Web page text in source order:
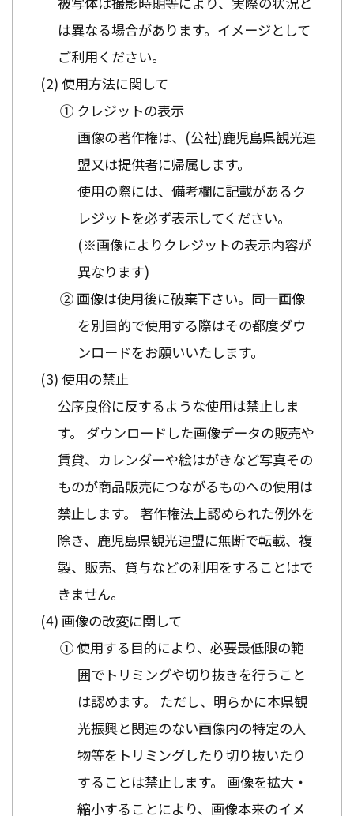
は異なる場合があります。イメージとして
ご利用ください。
使用方法に関して
① クレジットの表示
画像の著作権は、(公社)鹿児島県観光連
盟又は提供者に帰属します。
使用の際には、備考欄に記載があるク
レジットを必ず表示してください。
(※画像によりクレジットの表示内容が
異なります)
② 画像は使用後に破棄下さい。同一画像
を別目的で使用する際はその都度ダウ
ンロードをお願いいたします。
使用の禁止
公序良俗に反するような使用は禁止しま
す。 ダウンロードした画像データの販売や
賃貸、カレンダーや絵はがきなど写真その
ものが商品販売につながるものへの使用は
禁止します。 著作権法上認められた例外を
除き、鹿児島県観光連盟に無断で転載、複
製、販売、貸与などの利用をすることはで
きません。
画像の改変に関して
① 使用する目的により、必要最低限の範
囲でトリミングや切り抜きを行うこと
は認めます。 ただし、明らかに本県観
光振興と関連のない画像内の特定の人
物等をトリミングしたり切り抜いたり
することは禁止します。 画像を拡大・
縮小することにより、画像本来のイメ